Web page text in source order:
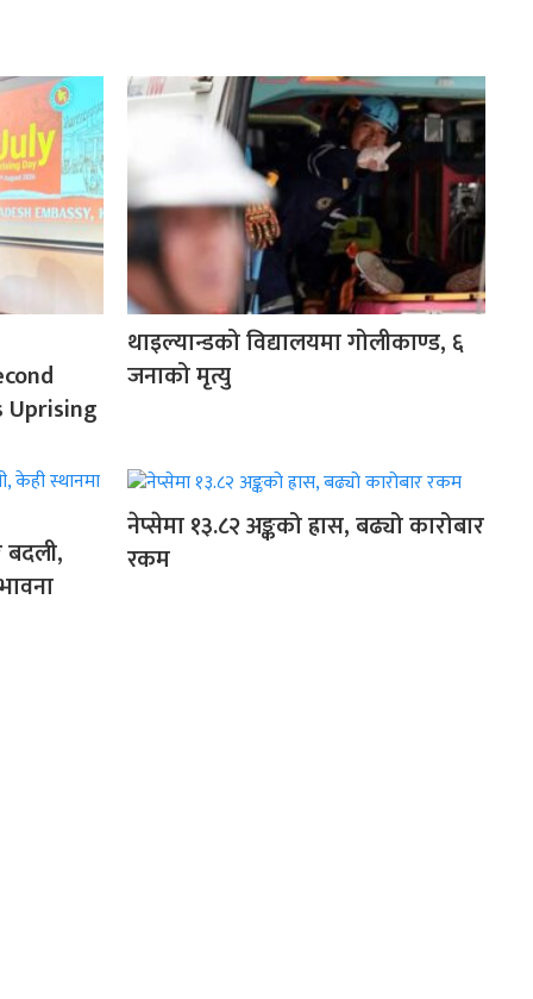
Uprising
थाइल्यान्डको विद्यालयमा गोलीकाण्ड, ६
जनाको मृत्यु
नेप्सेमा १३.८२ अङ्कको ह्रास, बढ्यो कारोबार
रकम